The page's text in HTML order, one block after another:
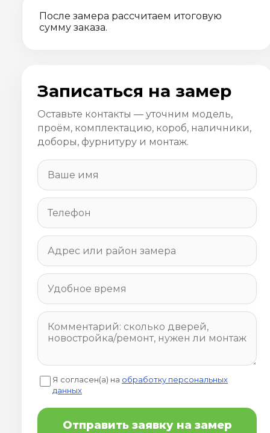
После замера рассчитаем итоговую
сумму заказа.
Записаться на замер
Оставьте контакты — уточним модель,
проём, комплектацию, короб, наличники,
доборы, фурнитуру и монтаж.
Я согласен(а) на обработку персональных
данных
Отправить заявку на замер